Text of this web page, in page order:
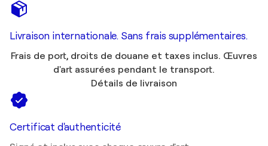
Livraison internationale. Sans frais supplémentaires.
Frais de port, droits de douane et taxes inclus. Œuvres
d'art assurées pendant le transport.
Détails de livraison
Certificat d'authenticité